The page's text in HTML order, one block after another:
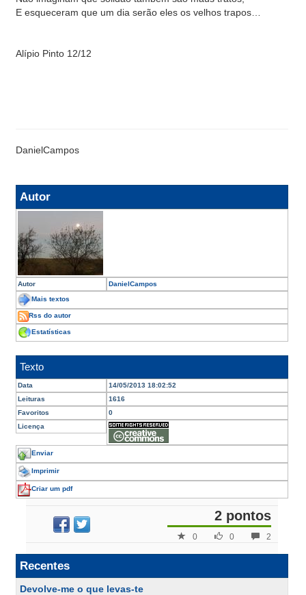
E esqueceram que um dia serão eles os velhos trapos…
Alípio Pinto 12/12
DanielCampos
Autor
Autor DanielCampos
Mais textos
Rss do autor
Estatísticas
Texto
Data
14/05/2013 18:02:52
Leituras
1616
Favoritos
0
Licença
Enviar
Imprimir
Criar um pdf
2 pontos
2
0
0
Recentes
Devolve-me o que levas-te